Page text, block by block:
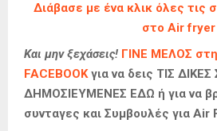
Διάβασε με ένα κλικ όλες τις
στο Air fryer
Και μην ξεχάσεις! ΓΙΝΕ ΜΕΛΟΣ
FACEBOOKγια να δεις ΤΙΣ
ΔΗΜΟΣΙΕΥΜΕΝΕΣ ΕΔΩ ή για να
συνταγες και Συμβουλές για Air